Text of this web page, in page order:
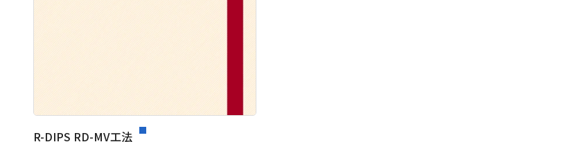
R-DIPS RD-MV工法